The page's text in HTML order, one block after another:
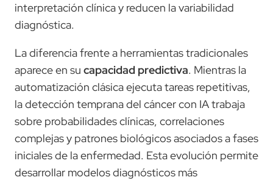
interpretación clínica y reducen la variabilidad
diagnóstica.
La diferencia frente a herramientas tradicionales
aparece en su capacidad predictiva. Mientras la
automatización clásica ejecuta tareas repetitivas,
la detección temprana del cáncer con IA trabaja
sobre probabilidades clínicas, correlaciones
complejas y patrones biológicos asociados a fases
iniciales de la enfermedad. Esta evolución permite
desarrollar modelos diagnósticos más